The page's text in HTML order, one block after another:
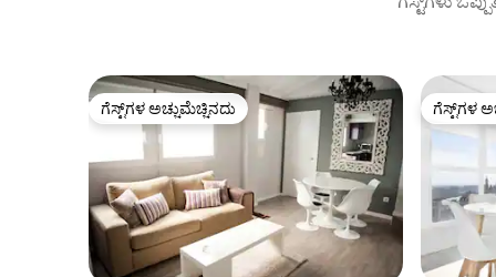
ಗೆಸ್ಟ್‌ಗಳ ಅಚ್ಚುಮೆಚ್ಚಿನದು
ಗೆಸ್ಟ್‌ಗಳ ಅಚ್ಚುಮೆಚ್ಚಿನದು ಗೆಸ್ಟ್‌ಗಳ
ಗೆಸ್ಟ್‌ಗಳ